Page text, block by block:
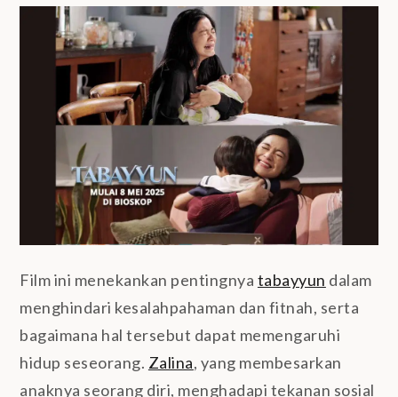
Film ini menekankan pentingnya tabayyun dalam
menghindari kesalahpahaman dan fitnah, serta
bagaimana hal tersebut dapat memengaruhi
hidup seseorang. Zalina, yang membesarkan
anaknya seorang diri, menghadapi tekanan sosial